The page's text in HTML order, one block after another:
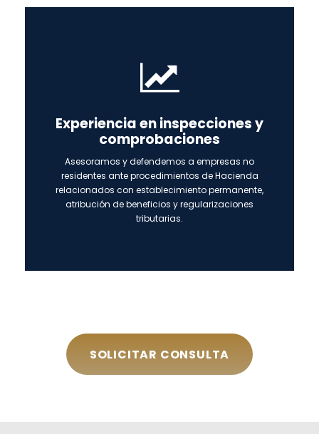
Experiencia en inspecciones y
comprobaciones
Asesoramos y defendemos a empresas no
residentes ante procedimientos de Hacienda
relacionados con establecimiento permanente,
atribución de beneficios y regularizaciones
tributarias.
SOLICITAR CONSULTA